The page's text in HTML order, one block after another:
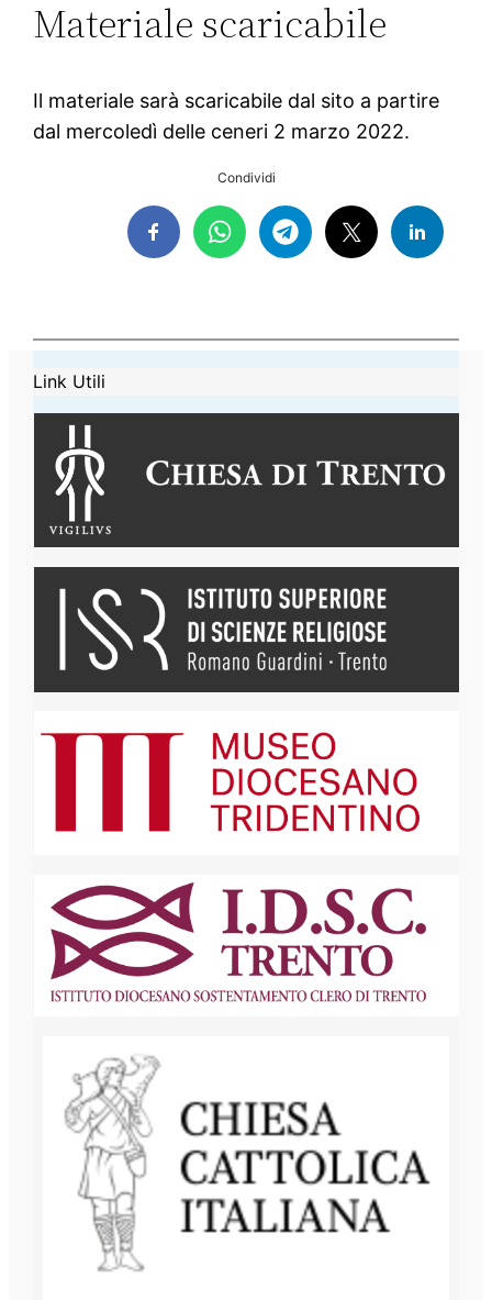
Materiale scaricabile
Il materiale sarà scaricabile dal sito a partire
dal mercoledì delle ceneri 2 marzo 2022.
Condividi
Link Utili